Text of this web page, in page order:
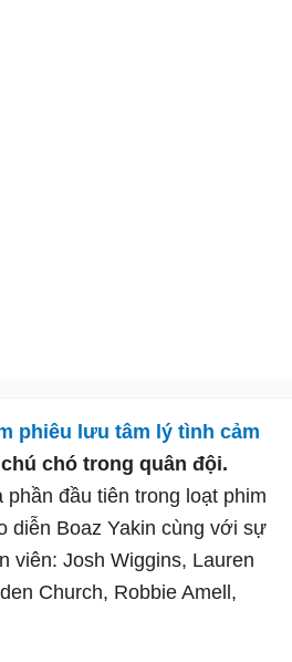
phiêu lưu tâm lý tình cảm
chó trong quân đội.
phần đầu tiên trong loạt phim
diễn Boaz Yakin cùng với sự
viên: Josh Wiggins, Lauren
Church, Robbie Amell,